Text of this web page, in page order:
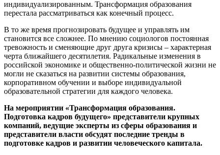
индивидуализированным. Трансформация образования
перестала рассматриваться как конечный процесс.
В то же время прогнозировать будущее и управлять им
становится все сложнее. По мнению социологов постоянная
тревожность и сменяющие друг друга кризисы – характерная
черта ближайшего десятилетия. Радикальные изменения в
российской экономике и общественно-политической жизни не
могли не сказаться на развитии системы образования,
корпоративном обучении и выборе индивидуальной
образовательной стратегии для каждого человека.
На мероприятии «Трансформация образования.
Подготовка кадров будущего» представители крупных
компаний, ведущие эксперты из сферы образования и
представители власти обсудят последние тренды в
подготовке кадров и развитии человеческого капитала.